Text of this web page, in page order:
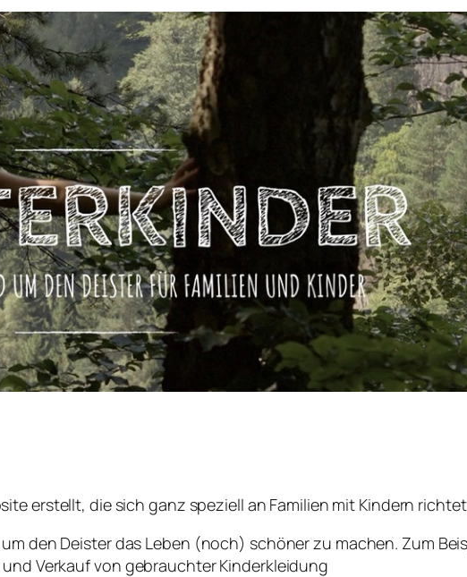
erstellt, die sich ganz speziell an Familien mit Kindern
den Deister das Leben (noch) schöner zu machen. Zum
Verkauf von gebrauchter Kinderkleidung